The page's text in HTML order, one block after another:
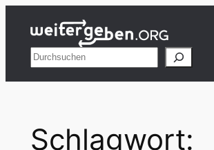
Inhalt
springenSuchen
Schlagwort: